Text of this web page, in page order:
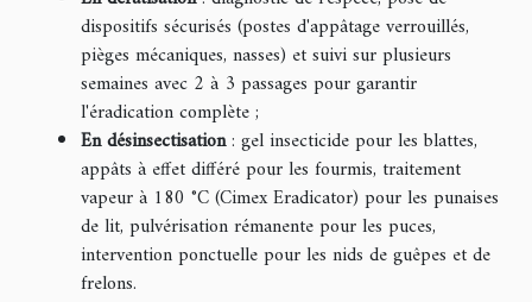
dispositifs sécurisés (postes d'appâtage verrouillés,
pièges mécaniques, nasses) et suivi sur plusieurs
semaines avec 2 à 3 passages pour garantir
l'éradication complète ;
En désinsectisation: gel insecticide pour les blattes,
appâts à effet différé pour les fourmis, traitement
vapeur à 180 °C (Cimex Eradicator) pour les punaises
de lit, pulvérisation rémanente pour les puces,
intervention ponctuelle pour les nids de guêpes et de
frelons.